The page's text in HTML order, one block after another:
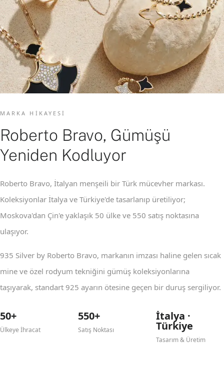
MARKA HIKAYESI
Roberto Bravo, Gümüşü
Yeniden Kodluyor
Roberto Bravo, İtalyan menşeili bir Türk mücevher markası.
Koleksiyonlar İtalya ve Türkiye'de tasarlanıp üretiliyor;
Moskova'dan Çin'e yaklaşık 50 ülke ve 550 satış noktasına
ulaşıyor.
935 Silver by Roberto Bravo, markanın imzası haline gelen sıcak
mine ve özel rodyum tekniğini gümüş koleksiyonlarına
taşıyarak, standart 925 ayarın ötesine geçen bir duruş sergiliyor.
50+
Ülkeye İhracat
550+
Satış Noktası
İtalya ·
Türkiye
Tasarım & Üretim